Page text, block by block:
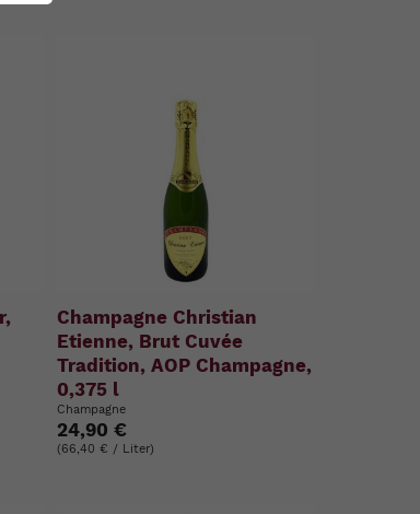
Champagne Christian
Etienne, Brut Cuvée
Tradition, AOP Champagne,
0,375 l
Champagne
24,90 €
(66,40 € / Liter)